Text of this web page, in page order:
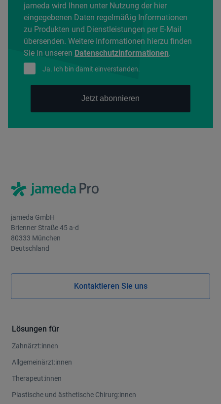
jameda wird Ihnen unter Nutzung der hier
eingegebenen Daten regelmäßig Informationen
zu Produkten und Dienstleistungen per E-Mail
übersenden. Weitere Informationen hierzu finden
Sie in unseren Datenschutzinformationen.
Ja. Ich bin damit einverstanden.
jameda GmbH
Brienner Straße 45 a-d
80333 München
Deutschland
Kontaktieren Sie uns
Lösungen für
Zahnärzt:innen
Allgemeinärzt:innen
Therapeut:innen
Plastische und ästhetische Chirurg:innen